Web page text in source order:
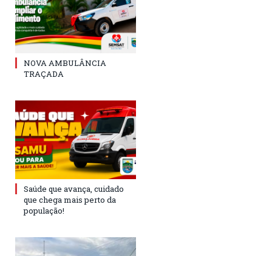
NOVA AMBULÂNCIA
TRAÇADA
Saúde que avança, cuidado
que chega mais perto da
população!